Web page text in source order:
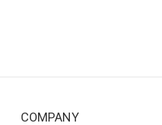
COMPANY